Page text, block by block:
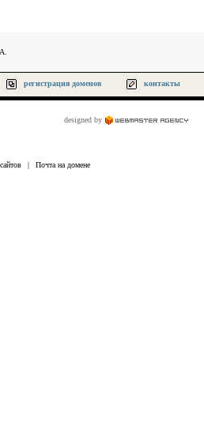
регистрация доменов контакты
designed by
| Почта на домене